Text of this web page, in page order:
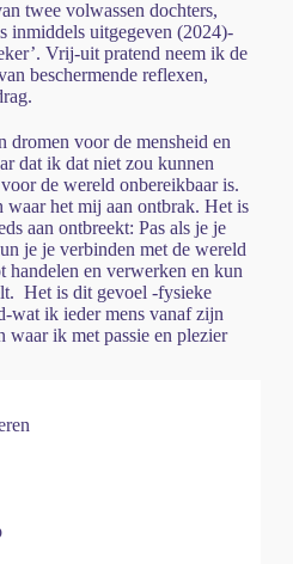
twee volwassen dochters,
inmiddels uitgegeven (2024)-
Vrij-uit pratend neem ik de
beschermende reflexen,
dromen voor de mensheid en
dat ik dat niet zou kunnen
de wereld onbereikbaar is.
waar het mij aan ontbrak. Het is
aan ontbreekt: Pas als je je
je je verbinden met de wereld
handelen en verwerken en kun
Het is dit gevoel -fysieke
wat ik ieder mens vanaf zijn
waar ik met passie en plezier